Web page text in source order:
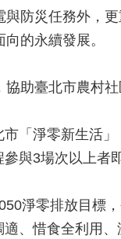
防災任務外，
的永續發展。
助臺北市農村
「淨零新生活
與3場次以上者
淨零排放目標
、惜食全利用